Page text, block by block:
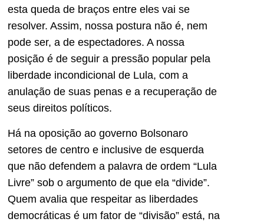
esta queda de braços entre eles vai se
resolver. Assim, nossa postura não é, nem
pode ser, a de espectadores. A nossa
posição é de seguir a pressão popular pela
liberdade incondicional de Lula, com a
anulação de suas penas e a recuperação de
seus direitos políticos.
Há na oposição ao governo Bolsonaro
setores de centro e inclusive de esquerda
que não defendem a palavra de ordem “Lula
Livre” sob o argumento de que ela “divide”.
Quem avalia que respeitar as liberdades
democráticas é um fator de “divisão” está, na